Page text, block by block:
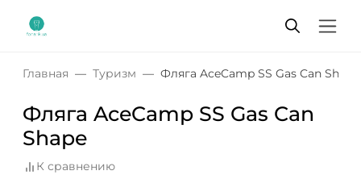
Главная Туризм Фляга AceCamp SS Gas Can Shape
Фляга AceCamp SS Gas Can
Shape
К сравнению